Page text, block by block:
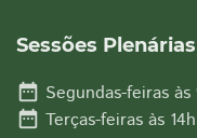
Sessões Plenárias
date_range Segundas-feiras às
date_range Terças-feiras às 14h